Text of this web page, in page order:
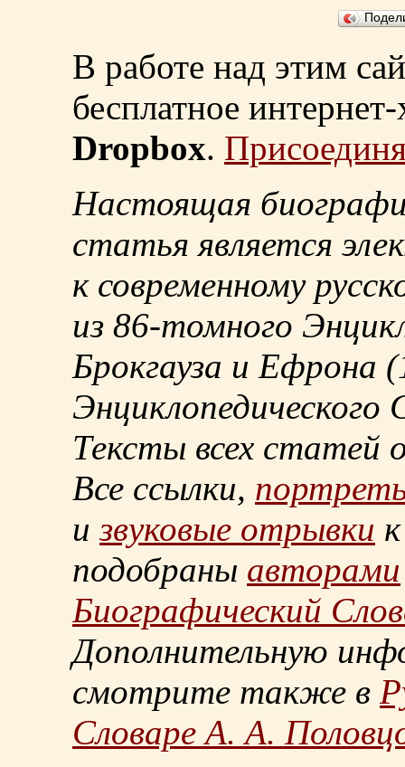
В работе над этим
бесплатное
Dropbox.
Настоящая
статья является
к современному
из 86-томного
Брокгауза и Ефрона
Энциклопедического
Тексты всех статей
Все ссылки,
извуковые отрывки
подобраны авторами
Биографический
Дополнительную
смотрите также в
Словаре А. А.